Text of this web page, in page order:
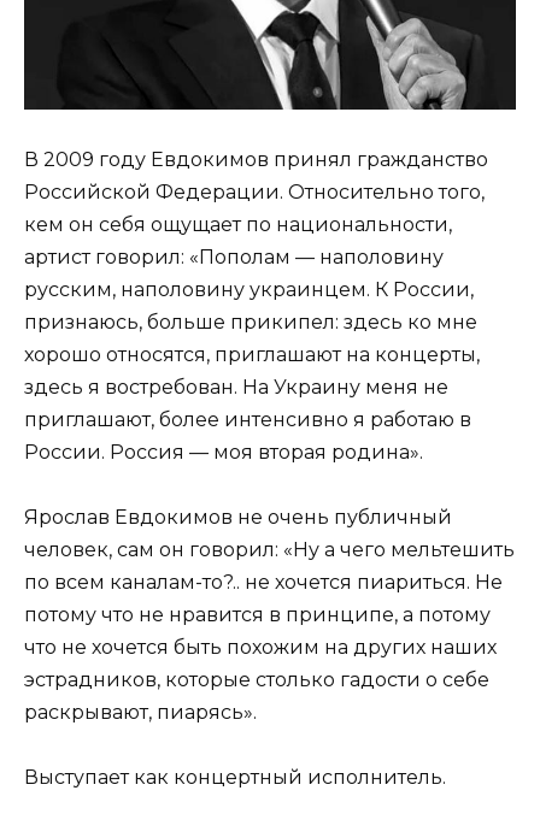
В 2009 году Евдокимов принял гражданство
Российской Федерации. Относительно того,
кем он себя ощущает по национальности,
артист говорил: «Пополам — наполовину
русским, наполовину украинцем. К России,
признаюсь, больше прикипел: здесь ко мне
хорошо относятся, приглашают на концерты,
здесь я востребован. На Украину меня не
приглашают, более интенсивно я работаю в
России. Россия — моя вторая родина».
Ярослав Евдокимов не очень публичный
человек, сам он говорил: «Ну а чего мельтешить
по всем каналам-то?.. не хочется пиариться. Не
потому что не нравится в принципе, а потому
что не хочется быть похожим на других наших
эстрадников, которые столько гадости о себе
раскрывают, пиарясь».
Выступает как концертный исполнитель.